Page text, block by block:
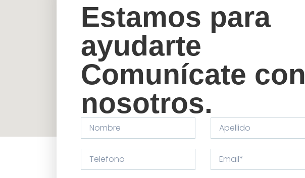
Estamos para
ayudarte
Comunícate con
nosotros.